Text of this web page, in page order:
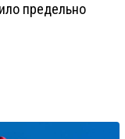
предельно